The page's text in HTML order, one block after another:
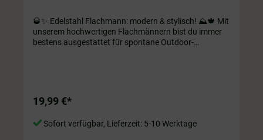
🥃✨ Edelstahl Flachmann: modern & stylisch! ⛰️🍁 Mit
unserem hochwertigen Flachmännern bist du immer
bestens ausgestattet für spontane Outdoor-
180 ml
19,99 €*
Sofort verfügbar, Lieferzeit: 5-10 Werktage